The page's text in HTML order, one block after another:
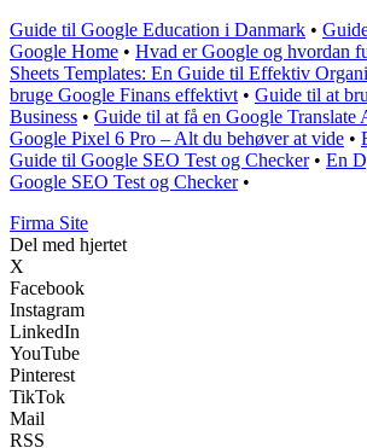
Guide til Google Education i Danmark •
Google Home • Hvad er Google og hvordan
Sheets Templates: En Guide til Effektiv
bruge Google Finans effektivt • Guide til at
Business • Guide til at få en Google Translate
Google Pixel 6 Pro – Alt du behøver at vide •
Guide til Google SEO Test og Checker• En
Google SEO Test og Checker•
Firma Site
Del med hjertet
X
Facebook
Instagram
LinkedIn
YouTube
Pinterest
TikTok
Mail
RSS